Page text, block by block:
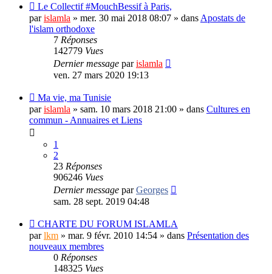
Le Collectif #MouchBessif à Paris,
parislamla » mer. 30 mai 2018 08:07 » dans Apostats de
l'islam orthodoxe
7 Réponses
142779 Vues
Dernier message parislamla
ven. 27 mars 2020 19:13
Ma vie, ma Tunisie
parislamla » sam. 10 mars 2018 21:00 » dans Cultures en
commun - Annuaires et Liens
1
2
23 Réponses
906246 Vues
Dernier message parGeorges
sam. 28 sept. 2019 04:48
CHARTE DU FORUM ISLAMLA
parlkm » mar. 9 févr. 2010 14:54 » dans Présentation des
nouveaux membres
0 Réponses
148325 Vues